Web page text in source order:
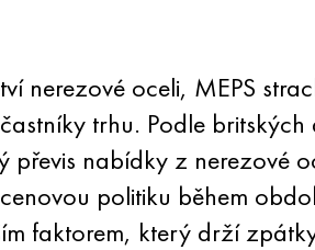
nerezové oceli, MEPS
trhu. Podle
nabídky z nerezové
politiku během
faktorem, který drží